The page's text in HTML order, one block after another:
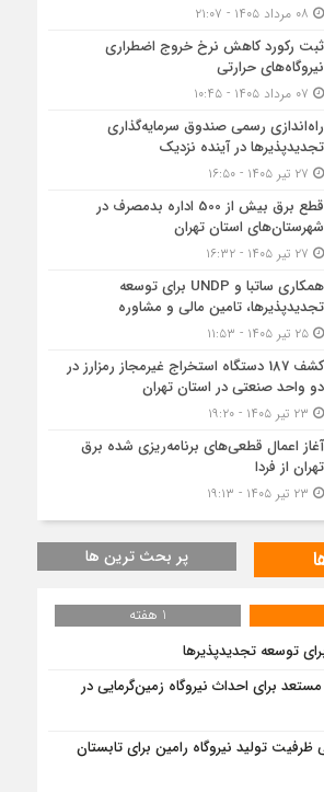
ثبت رکورد کاهش نرخ خروج اضطراری
نیروگاه‌های حرارتی
راه‌اندازی رسمی صندوق سرمایه‌گذاری
تجدیدپذیرها در آینده نزدیک
قطع برق بیش از 500 اداره بدمصرف در
شهرستان‌های استان تهران
همکاری ساتبا و UNDP برای توسعه
تجدیدپذیرها، تامین مالی و مشاوره
۲۵ تیر ۱۴۰۵ - ۱۱:۵۳
کشف 187 دستگاه استخراج غیرمجاز رمزارز در
دو واحد صنعتی در استان تهران
آغاز اعمال قطعی‌های برنامه‌ریزی شده برق
تهران از فردا
پر بحث ترین ها
1 هفته
توسعه تجدیدپذیرها
8 منطقه مستعد برای احداث نیروگاه زمین‌گرمایی در
مگاواتی ظرفیت تولید نیروگاه رامین برای تابستان